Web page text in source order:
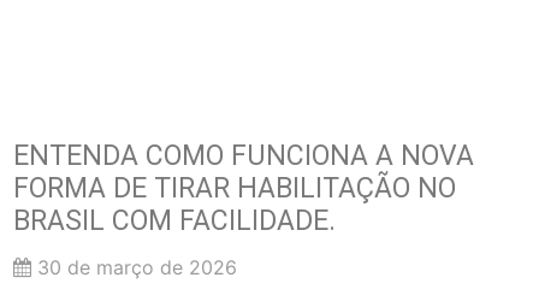
ENTENDA COMO FUNCIONA A NOVA
FORMA DE TIRAR HABILITAÇÃO NO
BRASIL COM FACILIDADE.
30 de março de 2026